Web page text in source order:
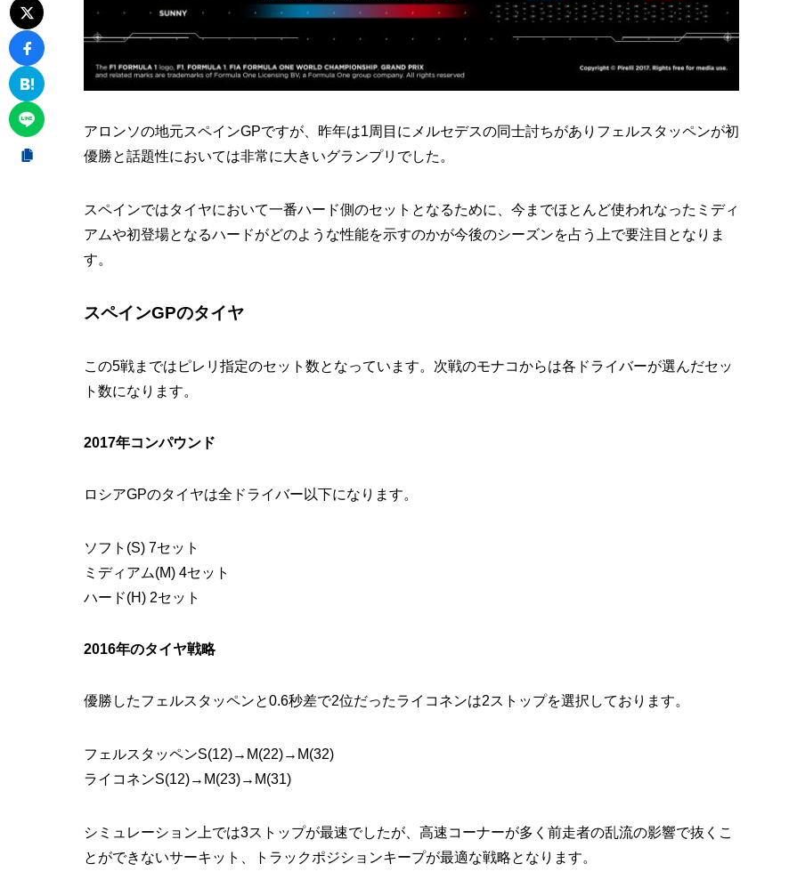
アロンソの地元スペインGPですが、昨年は1周目にメルセデスの同士討ちがありフェルスタッペンが初
優勝と話題性においては非常に大きいグランプリでした。
スペインではタイヤにおいて一番ハード側のセットとなるために、今までほとんど使われなったミディ
アムや初登場となるハードがどのような性能を示すのかが今後のシーズンを占う上で要注目となりま
す。
スペインGPのタイヤ
この5戦まではピレリ指定のセット数となっています。次戦のモナコからは各ドライバーが選んだセッ
ト数になります。
2017年コンパウンド
ロシアGPのタイヤは全ドライバー以下になります。
ソフト(S) 7セット
ミディアム(M) 4セット
ハード(H) 2セット
2016年のタイヤ戦略
優勝したフェルスタッペンと0.6秒差で2位だったライコネンは2ストップを選択しております。
フェルスタッペンS(12)→M(22)→M(32)
ライコネンS(12)→M(23)→M(31)
シミュレーション上では3ストップが最速でしたが、高速コーナーが多く前走者の乱流の影響で抜くこ
とができないサーキット、トラックポジションキープが最適な戦略となります。